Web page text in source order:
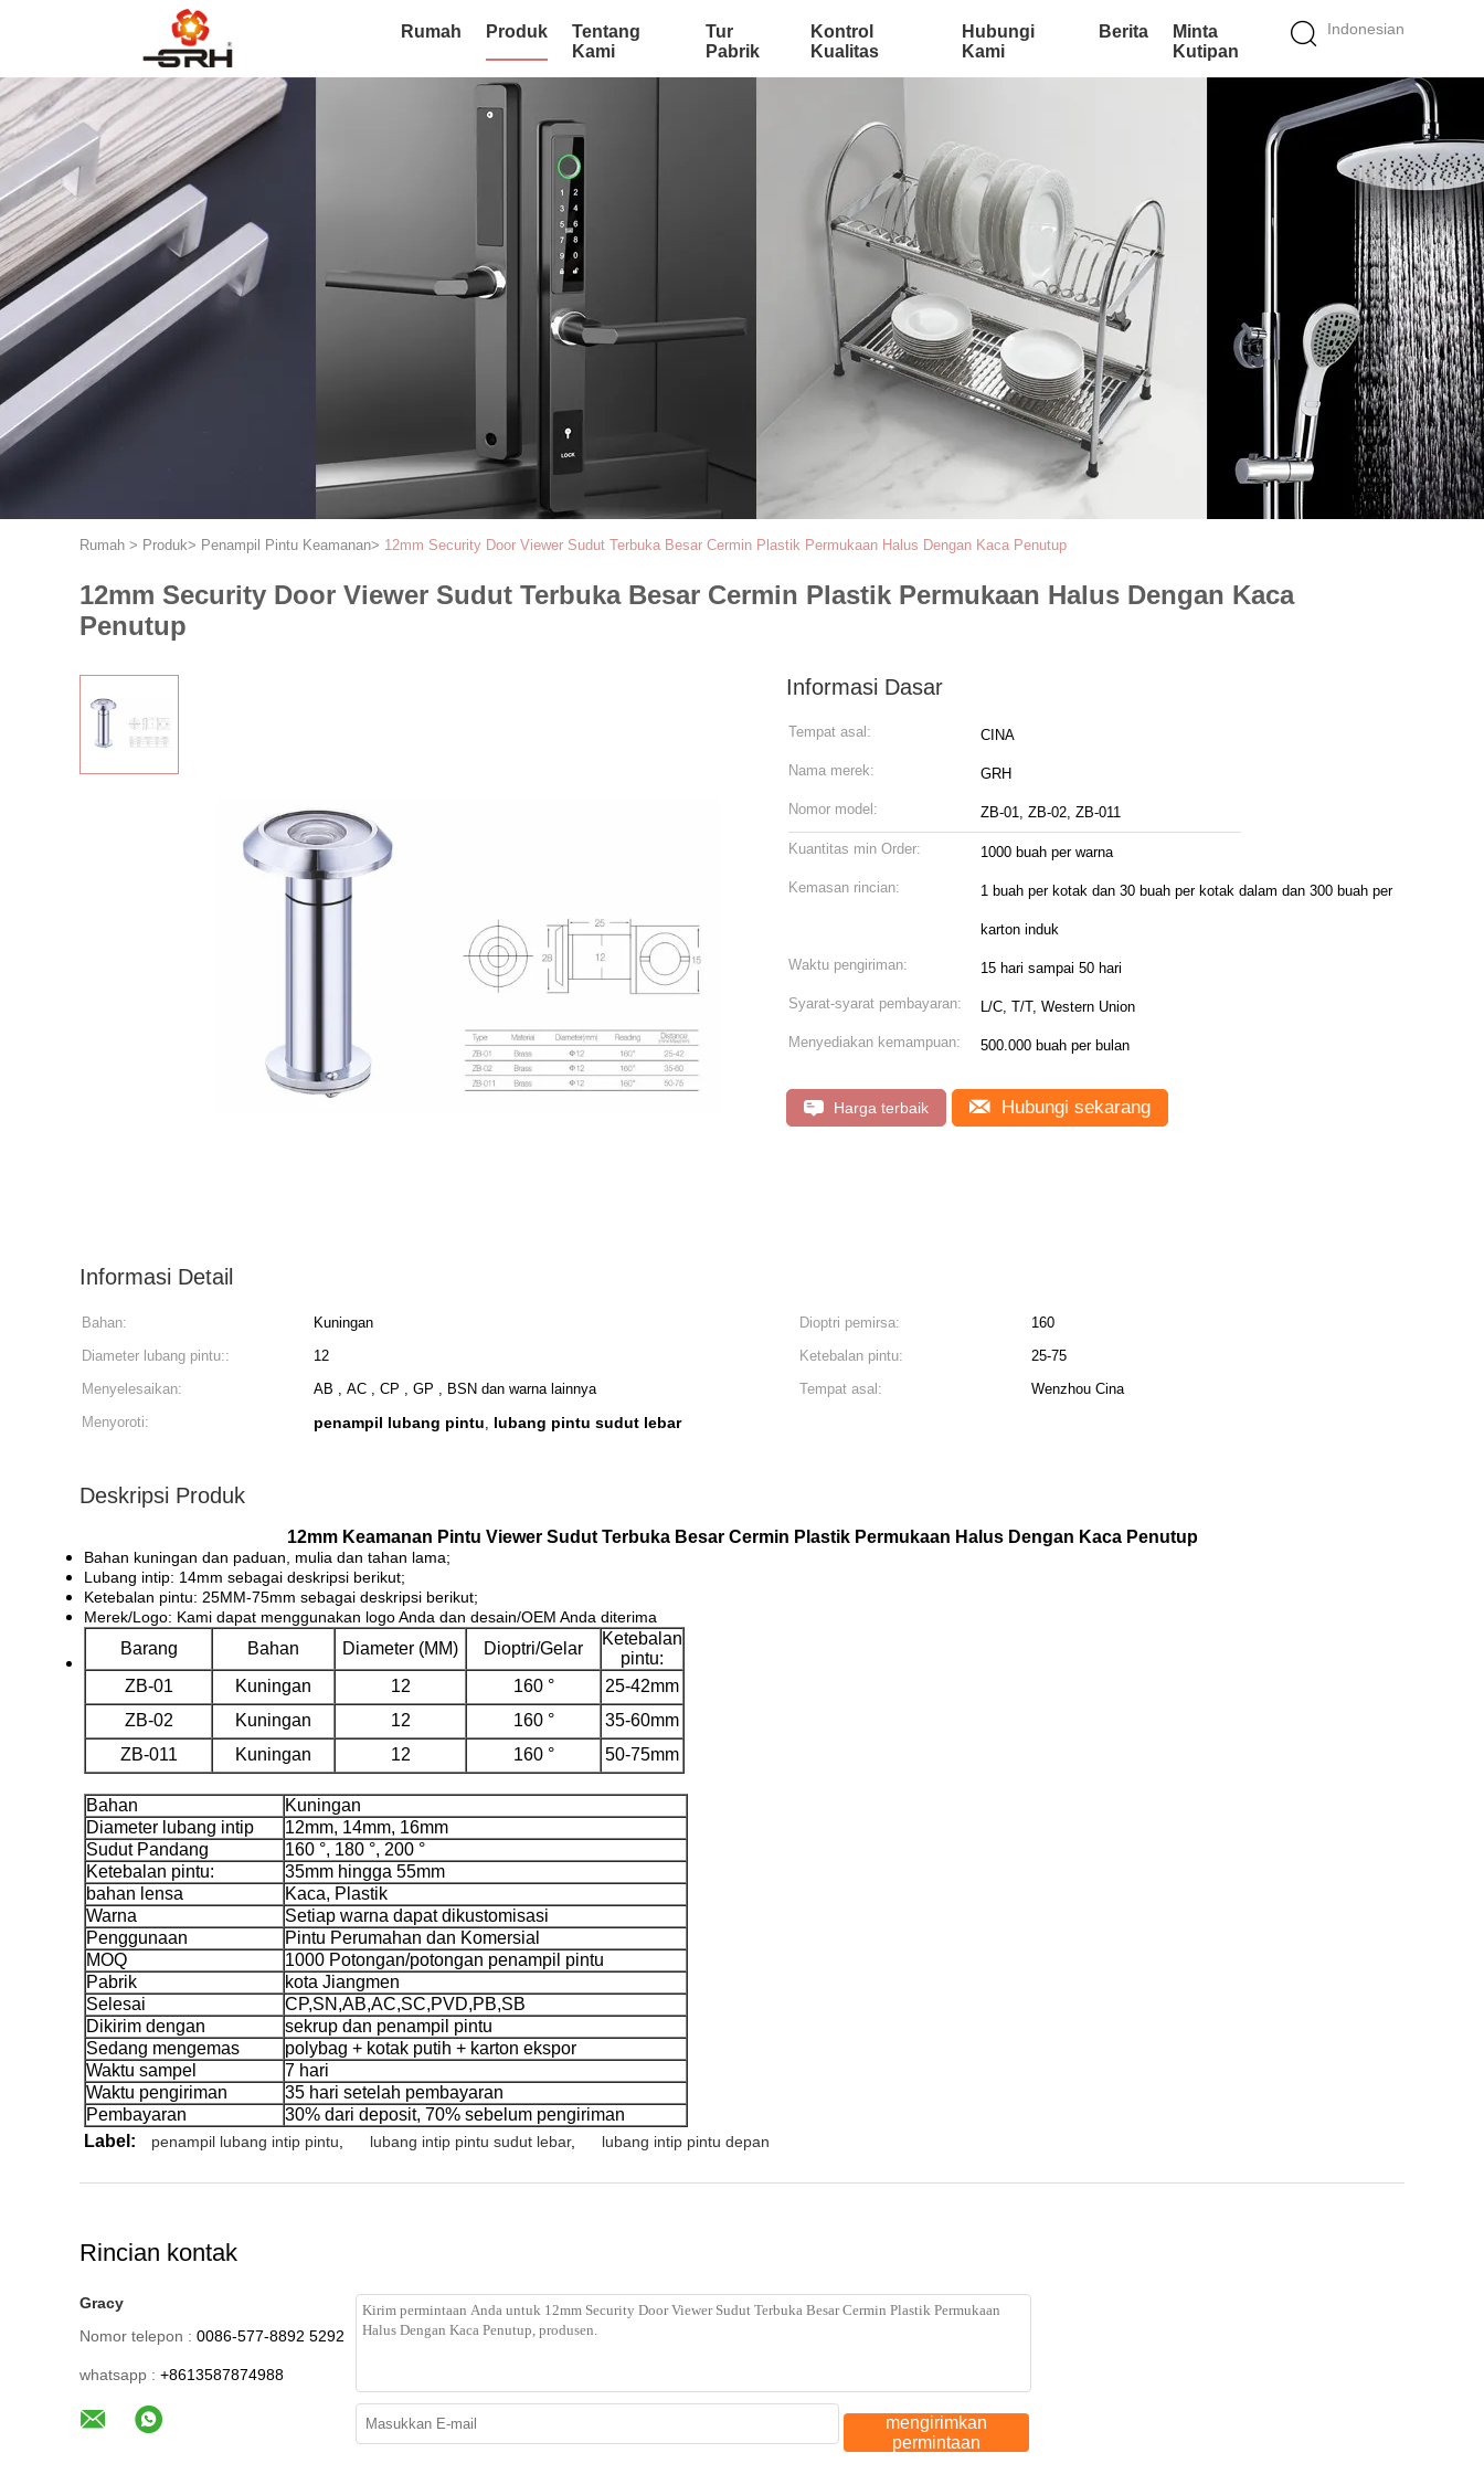
Indonesian
Rumah Produk
Tentang
Kami
Tur
Pabrik
Kontrol
Kualitas
Hubungi
Kami
Berita
Minta
Kutipan
Rumah > Produk> Penampil Pintu Keamanan> 12mm Security Door Viewer Sudut Terbuka Besar Cermin Plastik Permukaan Halus Dengan Kaca Penutup
12mm Security Door Viewer Sudut Terbuka Besar Cermin Plastik Permukaan Halus Dengan Kaca
Penutup
Informasi Dasar
Tempat asal: CINA
Nama merek: GRH
Nomor model: ZB-01, ZB-02, ZB-011
Kuantitas min Order: 1000 buah per warna
Kemasan rincian: 1 buah per kotak dan 30 buah per kotak dalam dan 300 buah per
karton induk
Waktu pengiriman: 15 hari sampai 50 hari
Syarat-syarat pembayaran: L/C, T/T, Western Union
Menyediakan kemampuan: 500.000 buah per bulan
Harga terbaik Hubungi sekarang
Informasi Detail
Bahan: Kuningan Dioptri pemirsa:
160
Diameter lubang pintu::
12 Ketebalan pintu:
25-75
Menyelesaikan:
AB , AC , CP , GP , BSN dan warna lainnya Tempat asal:
Wenzhou Cina
Menyoroti:
penampil lubang pintu, lubang pintu sudut lebar
Deskripsi Produk
12mm Keamanan Pintu Viewer Sudut Terbuka Besar Cermin Plastik Permukaan Halus Dengan Kaca Penutup
Bahan kuningan dan paduan, mulia dan tahan lama;
Lubang intip: 14mm sebagai deskripsi berikut;
Ketebalan pintu: 25MM-75mm sebagai deskripsi berikut;
Merek/Logo: Kami dapat menggunakan logo Anda dan desain/OEM Anda diterima
Barang Bahan Diameter (MM) Dioptri/Gelar
Ketebalan
pintu:
ZB-01
Kuningan 12 160 °
25-42mm
ZB-02
Kuningan 12 160 °
35-60mm
ZB-011
Kuningan 12 160 ° 50-75mm
Bahan
Kuningan
Diameter lubang intip
12mm, 14mm, 16mm
Sudut Pandang
160 °, 180 °, 200 °
Ketebalan pintu:
35mm hingga 55mm
bahan lensa
Kaca, Plastik
Warna
Setiap warna dapat dikustomisasi
Penggunaan
Pintu Perumahan dan Komersial
MOQ
1000 Potongan/potongan penampil pintu
Pabrik
kota Jiangmen
Selesai
CP,SN,AB,AC,SC,PVD,PB,SB
Dikirim dengan
sekrup dan penampil pintu
Sedang mengemas
polybag + kotak putih + karton ekspor
Waktu sampel
7 hari
Waktu pengiriman
35 hari setelah pembayaran
Pembayaran
30% dari deposit, 70% sebelum pengiriman
Label:
penampil lubang intip pintu lubang intip pintu sudut lebar, lubang intip pintu depan
Rincian kontak
Gracy
Nomor telepon : 0086-577-8892 5292
whatsapp : +8613587874988
mengirimkan
permintaan